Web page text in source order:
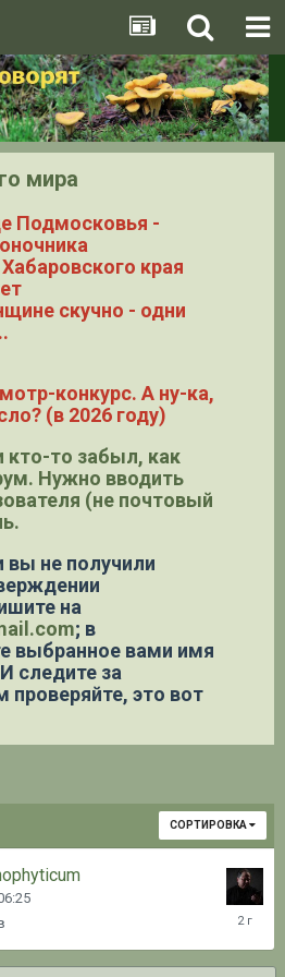
мира
Подмосковья -
края
скучно - одни
конкурс. А ну-ка,
(в 2026 году)
кто-то забыл, как
Нужно вводить
(не почтовый
вы не получили
на
; в
выбранное вами имя
следите за
проверяйте, это вот
СОРТИРОВКА